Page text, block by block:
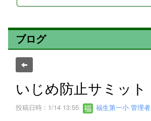
ブログ
いじめ防止サミット
投稿日時 : 1/14 13:55 福生第一小 管理者